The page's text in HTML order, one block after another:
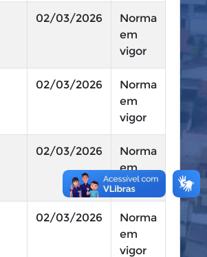
02/03/2026
Norma
em
vigor
02/03/2026
Norma
em
vigor
02/03/2026
Norma
em
vigor
02/03/2026
Norma
em
vigor